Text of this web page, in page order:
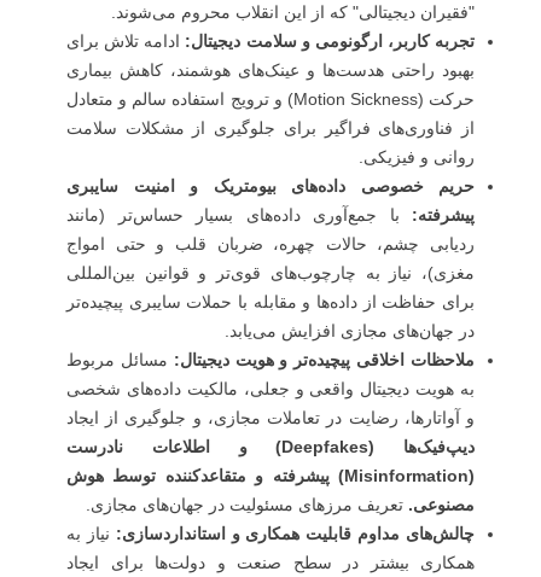
"فقیران دیجیتالی" که از این انقلاب محروم می‌شوند.
تجربه کاربر، ارگونومی و سلامت دیجیتال: ادامه تلاش برای
بهبود راحتی هدست‌ها و عینک‌های هوشمند، کاهش بیماری
حرکت (Motion Sickness) و ترویج استفاده سالم و متعادل
از فناوری‌های فراگیر برای جلوگیری از مشکلات سلامت
روانی و فیزیکی.
حریم خصوصی داده‌های بیومتریک و امنیت سایبری
پیشرفته: با جمع‌آوری داده‌های بسیار حساس‌تر (مانند
ردیابی چشم، حالات چهره، ضربان قلب و حتی امواج
مغزی)، نیاز به چارچوب‌های قوی‌تر و قوانین بین‌المللی
برای حفاظت از داده‌ها و مقابله با حملات سایبری پیچیده‌تر
در جهان‌های مجازی افزایش می‌یابد.
ملاحظات اخلاقی پیچیده‌تر و هویت دیجیتال: مسائل مربوط
به هویت دیجیتال واقعی و جعلی، مالکیت داده‌های شخصی
و آواتارها، رضایت در تعاملات مجازی، و جلوگیری از ایجاد
دیپ‌فیک‌ها (Deepfakes) و اطلاعات نادرست
(Misinformation) پیشرفته و متقاعدکننده توسط هوش
مصنوعی. تعریف مرزهای مسئولیت در جهان‌های مجازی.
چالش‌های مداوم قابلیت همکاری و استانداردسازی: نیاز به
همکاری بیشتر در سطح صنعت و دولت‌ها برای ایجاد